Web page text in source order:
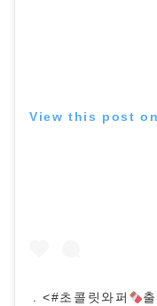
View this post
. <#초콜릿와퍼